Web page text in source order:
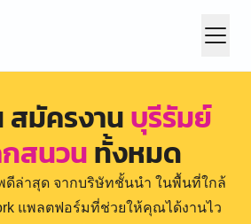
สมัครงานบุรีรัมย์
สนวนทั้งหมด
ล่าสุด จากบริษัทชั้นนำ ในพื้นที่ใกล้
แพลตฟอร์มที่ช่วยให้คุณได้งานไว